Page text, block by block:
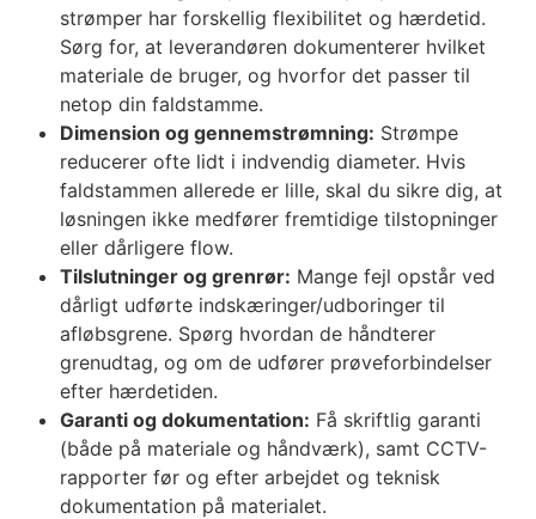
strømper har forskellig flexibilitet og hærdetid.
Sørg for, at leverandøren dokumenterer hvilket
materiale de bruger, og hvorfor det passer til
netop din faldstamme.
Dimension og gennemstrømning: Strømpe
reducerer ofte lidt i indvendig diameter. Hvis
faldstammen allerede er lille, skal du sikre dig, at
løsningen ikke medfører fremtidige tilstopninger
eller dårligere flow.
Tilslutninger og grenrør: Mange fejl opstår ved
dårligt udførte indskæringer/udboringer til
afløbsgrene. Spørg hvordan de håndterer
grenudtag, og om de udfører prøveforbindelser
efter hærde­tiden.
Garanti og dokumentation: Få skriftlig garanti
(både på materiale og håndværk), samt CCTV-
rapporter før og efter arbejdet og teknisk
dokumentation på materialet.